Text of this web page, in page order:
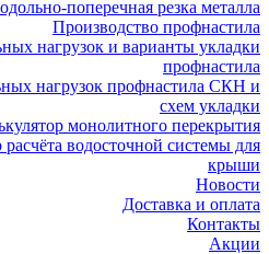
поперечная резка металла
Производство профнастила
нагрузок и варианты укладки
профнастила
нагрузок профнастила СКН и
схем укладки
монолитного перекрытия
расчёта водосточной системы для
крыши
Новости
Доставка и оплата
Контакты
Акции